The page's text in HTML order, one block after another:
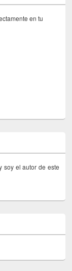
en tu
soy el autor de este